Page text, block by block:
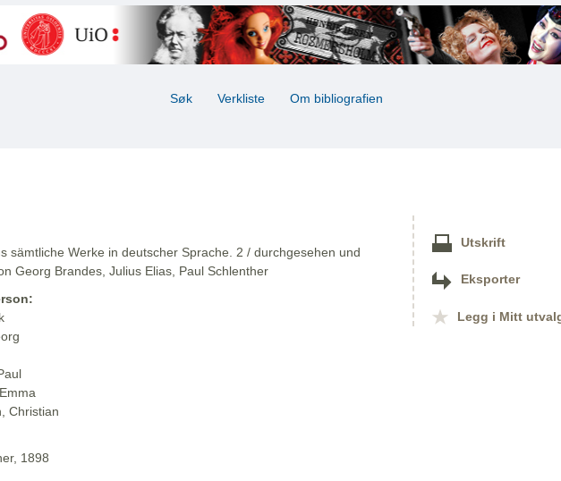
Søk Verkliste Om bibliografien
sämtliche Werke in deutscher Sprache. 2 / durchgesehen und
Georg Brandes, Julius Elias, Paul Schlenther
Christian
1898
Utskrift
Eksporter
Legg i Mitt